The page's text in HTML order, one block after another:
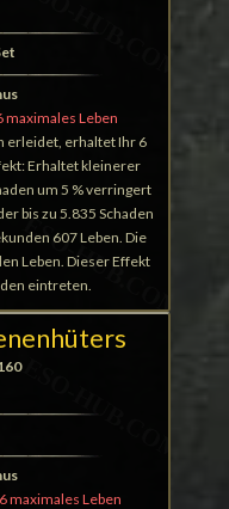
maximales Leben
erleidet, erhaltet Ihr 6
Erhaltet kleinerer
um 5 % verringert
bis zu 5.835 Schaden
607 Leben. Die
Leben. Dieser Effekt
eintreten.
maximales Leben